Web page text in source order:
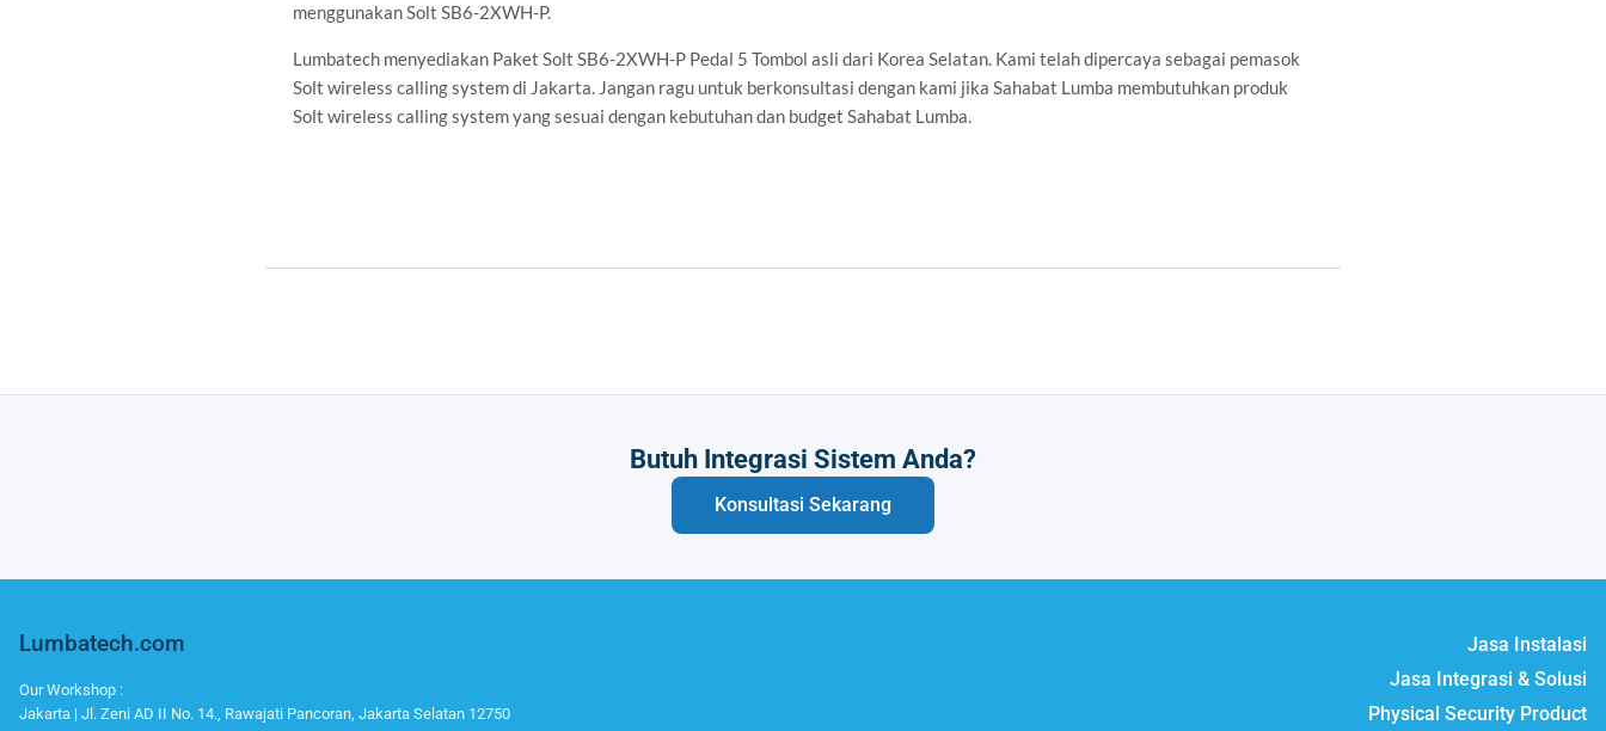
menggunakan Solt SB6-2XWH-P.
Lumbatech menyediakan Paket Solt SB6-2XWH-P Pedal 5 Tombol asli dari Korea Selatan. Kami telah dipercaya sebagai pemasok
Solt wireless calling system di Jakarta. Jangan ragu untuk berkonsultasi dengan kami jika Sahabat Lumba membutuhkan produk
Solt wireless calling system yang sesuai dengan kebutuhan dan budget Sahabat Lumba.
Butuh Integrasi Sistem Anda?
Konsultasi Sekarang
Jasa Instalasi
Jasa Integrasi & Solusi
Physical Security Product
Lumbatech.com
Our Workshop :
Jakarta | Jl. Zeni AD II No. 14., Rawajati Pancoran, Jakarta Selatan 12750